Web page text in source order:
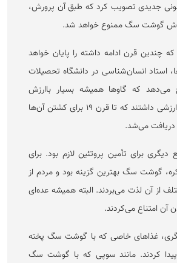
جدیدی تصویب کرد که طبق آن پرورش،
گوشت سگ ممنوع خواهد شد.
چندین قرن ادامه داشته را پایان خواهد
استاد انسان‌شناسی در دانشگاه تحصیلات
می‌دهد که گاو‌ها همیشه بسیار باارزش
بوده‌اند. آن‌ها چنان ارزشی داشتند که تا قرن ۱۹ برای کشتن آن‌ها
دریافت می‌شد.
برای تأمین پروتئین لازم بود. برای
گوشت سگ بهترین گزینه بود و مردم از
از آن لذت می‌بردند. البته همیشه عده‌ای
آن امتناع می‌کردند.
غذا‌های خاصی که با گوشت سگ پخته
کردند. مانند سوپی که با گوشت سگ